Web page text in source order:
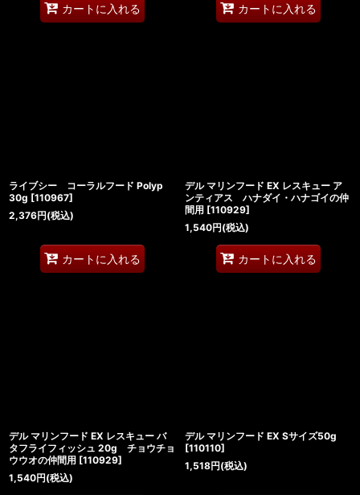
カートに入れる カートに入れる
ライブシー コーラルフード Polyp
30g [110967]
2,376円(税込)
カートに入れる
デル マリンフード EX レスキュー ア
ンティアス ハナダイ・ハナゴイの仲
間用 [110929]
1,540円(税込)
カートに入れる
デル マリンフード EX レスキュー バ
タフライフィッシュ 20g チョウチョ
ウウオの仲間用 [110929]
1,540円(税込)
デル マリンフード EX Sサイズ50g
[110110]
1,518円(税込)